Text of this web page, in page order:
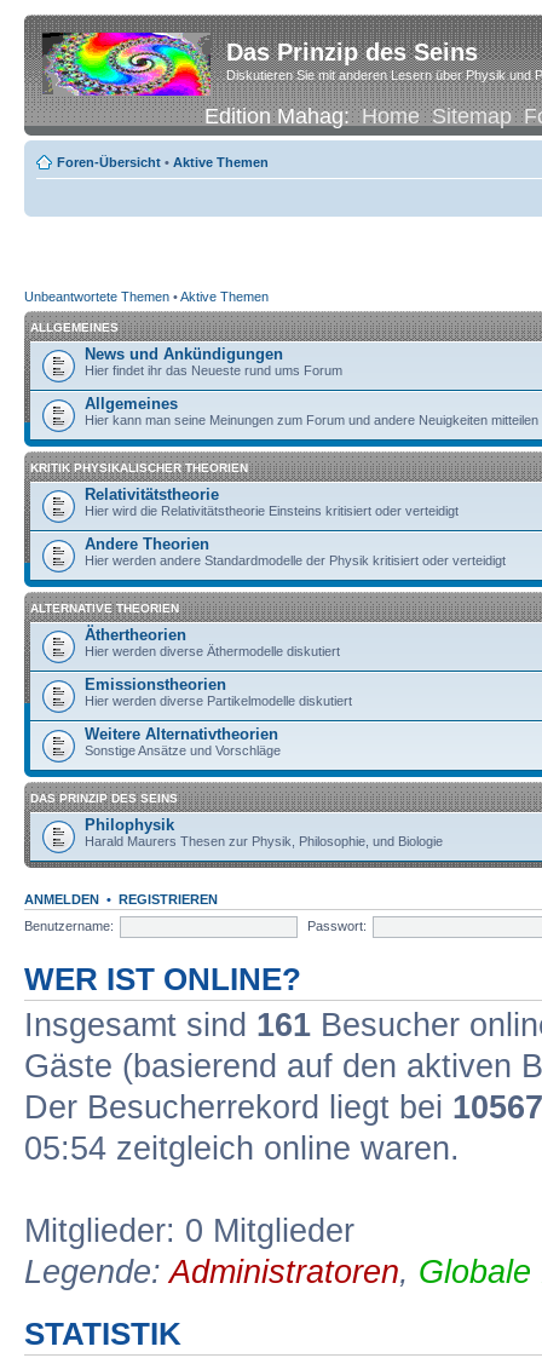
Das Prinzip des Seins
Diskutieren Sie mit anderen Lesern über Physik und
Edition Mahag:Home Sitemap
Foren-Übersicht • Aktive Themen
Unbeantwortete Themen •Aktive Themen
ALLGEMEINES
News und Ankündigungen
Hier findet ihr das Neueste rund ums Forum
Allgemeines
Hier kann man seine Meinungen zum Forum und andere Neuigkeiten mitteilen
KRITIK PHYSIKALISCHER THEORIEN
Relativitätstheorie
Hier wird die Relativitätstheorie Einsteins kritisiert oder verteidigt
Andere Theorien
Hier werden andere Standardmodelle der Physik kritisiert oder verteidigt
ALTERNATIVE THEORIEN
Äthertheorien
Hier werden diverse Äthermodelle diskutiert
Emissionstheorien
Hier werden diverse Partikelmodelle diskutiert
Weitere Alternativtheorien
Sonstige Ansätze und Vorschläge
DAS PRINZIP DES SEINS
Philophysik
Harald Maurers Thesen zur Physik, Philosophie, und Biologie
ANMELDEN • REGISTRIEREN
Benutzername:
Passwort:
WER IST ONLINE?
Insgesamt sind 161 Besucher
Gäste (basierend auf den aktiven
Der Besucherrekord liegt bei 10567
05:54 zeitgleich online waren.
Mitglieder: 0 Mitglieder
Legende:Administratoren, Globale
STATISTIK